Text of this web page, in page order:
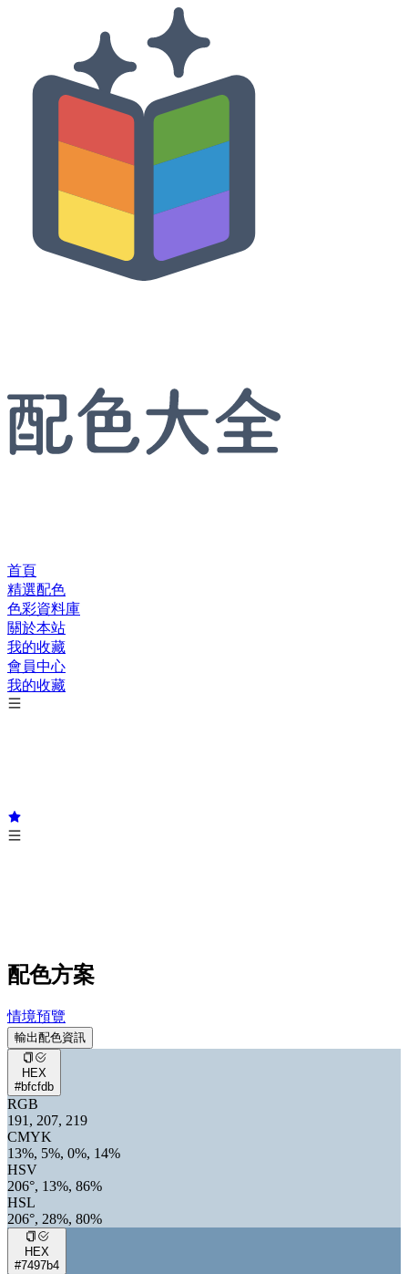
首頁
精選配色
色彩資料庫
關於本站
我的收藏
會員中心
我的收藏
配色方案
情境預覽
輸出配色資訊
HEX
#bfcfdb
RGB
191, 207, 219
CMYK
13%, 5%, 0%, 14%
HSV
206°, 13%, 86%
HSL
206°, 28%, 80%
HEX
#7497b4